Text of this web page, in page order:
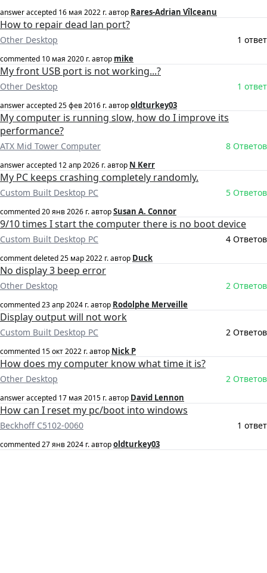
answer accepted 16 мая 2022 г.автор Rares-Adrian Vîlceanu
How to repair dead lan port?
Other Desktop 1 ответ
commented 10 мая 2020 г.автор mike
My front USB port is not working...?
Other Desktop 1 ответ
answer accepted25 фев 2016 г.авторoldturkey03
My computer is running slow, how do I improve its
performance?
ATX Mid Tower Computer 8 Ответов
answer accepted 12 апр 2026 г.автор N Kerr
My PC keeps crashing completely randomly.
Custom Built Desktop PC 5 Ответов
commented20 янв 2026 г.авторSusan A. Connor
9/10 times I start the computer there is no boot device
Custom Built Desktop PC 4 Ответов
comment deleted25 мар 2022 г.автор Duck
No display 3 beep error
Other Desktop 2 Ответов
commented23 апр 2024 г.автор Rodolphe Merveille
Display output will not work
Custom Built Desktop PC 2 Ответов
commented 15 окт 2022 г.автор Nick P
How does my computer know what time it is?
Other Desktop 2 Ответов
answer accepted 17 мая 2015 г.автор David Lennon
How can I reset my pc/boot into windows
Beckhoff C5102-0060 1 ответ
commented27 янв 2024 г.авторoldturkey03